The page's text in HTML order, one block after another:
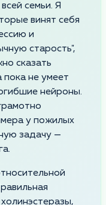
семьи. Я
винят себя
и
старость",
сказать
пока не умеет
нейроны.
у пожилых
задачу —